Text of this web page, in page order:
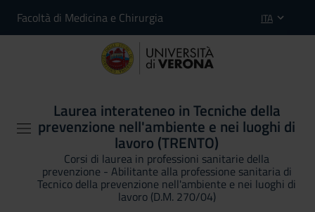
Facoltà di Medicina e Chirurgia ITA
Laurea interateneo in Tecniche della
prevenzione nell'ambiente e nei luoghi di
lavoro (TRENTO)
Corsi di laurea in professioni sanitarie della
prevenzione - Abilitante alla professione sanitaria di
Tecnico della prevenzione nell'ambiente e nei luoghi di
lavoro (D.M. 270/04)